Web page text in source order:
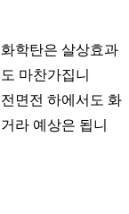
학탄은 살상효과
마찬가집니
면전 하에서도 화
라 예상은 됩니